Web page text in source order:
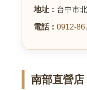
地址： 台中市
電話： 0912-
南部直營店